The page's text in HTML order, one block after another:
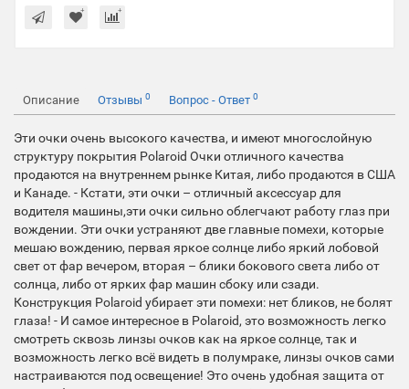
Описание Отзывы 0 Вопрос - Ответ 0
Эти очки очень высокого качества, и имеют многослойную
структуру покрытия Polaroid Очки отличного качества
продаются на внутреннем рынке Китая, либо продаются в США
и Канаде. - Кстати, эти очки – отличный аксессуар для
водителя машины,эти очки сильно облегчают работу глаз при
вождении. Эти очки устраняют две главные помехи, которые
мешаю вождению, первая яркое солнце либо яркий лобовой
свет от фар вечером, вторая – блики бокового света либо от
солнца, либо от ярких фар машин сбоку или сзади.
Конструкция Polaroid убирает эти помехи: нет бликов, не болят
глаза! - И самое интересное в Polaroid, это возможность легко
смотреть сквозь линзы очков как на яркое солнце, так и
возможность легко всё видеть в полумраке, линзы очков сами
настраиваются под освещение! Это очень удобная защита от